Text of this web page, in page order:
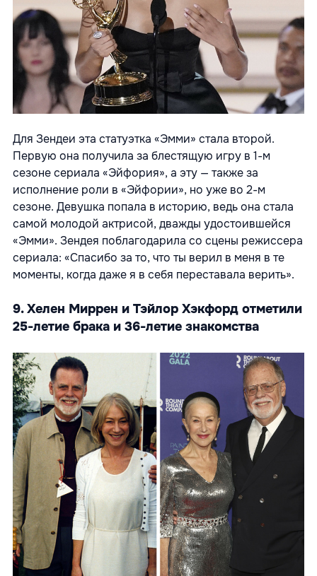
Для Зендеи эта статуэтка «Эмми» стала второй.
Первую она получила за блестящую игру в 1-м
сезоне сериала «Эйфория», а эту — также за
исполнение роли в «Эйфории», но уже во 2-м
сезоне. Девушка попала в историю, ведь она стала
самой молодой актрисой, дважды удостоившейся
«Эмми». Зендея поблагодарила со сцены режиссера
сериала: «Спасибо за то, что ты верил в меня в те
моменты, когда даже я в себя переставала верить».
9. Хелен Миррен и Тэйлор Хэкфорд отметили
25-летие брака и 36-летие знакомства